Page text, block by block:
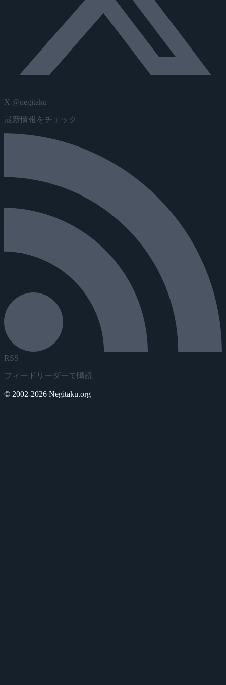
X @negitaku
最新情報をチェック
RSS
フィードリーダーで購読
© 2002-2026 Negitaku.org